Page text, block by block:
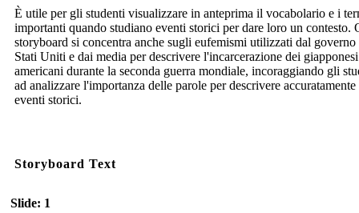
È utile per gli studenti visualizzare in anteprima il vocabolario e i
importanti quando studiano eventi storici per dare loro un contesto.
storyboard si concentra anche sugli eufemismi utilizzati dal
Stati Uniti e dai media per descrivere l'incarcerazione dei giapponesi
americani durante la seconda guerra mondiale, incoraggiando gli
ad analizzare l'importanza delle parole per descrivere
eventi storici.
Storyboard Text
Slide: 1